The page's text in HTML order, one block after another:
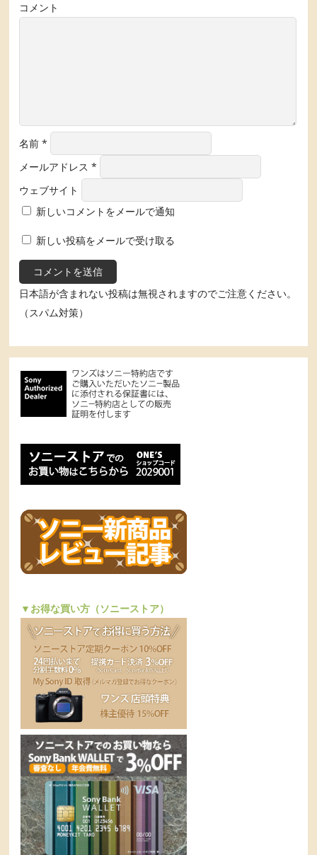
コメント
名前*
メールアドレス*
ウェブサイト
新しいコメントをメールで通知
新しい投稿をメールで受け取る
日本語が含まれない投稿は無視されますのでご注意ください。
（スパム対策）
▼お得な買い方（ソニーストア）